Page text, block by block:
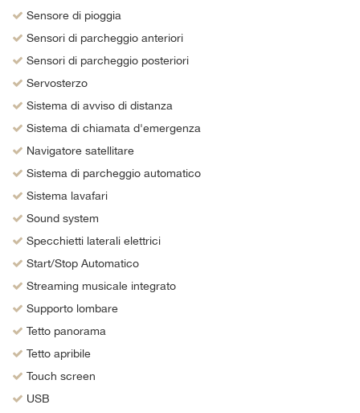
Sensore di pioggia
Sensori di parcheggio anteriori
Sensori di parcheggio posteriori
Servosterzo
Sistema di avviso di distanza
Sistema di chiamata d'emergenza
Navigatore satellitare
Sistema di parcheggio automatico
Sistema lavafari
Sound system
Specchietti laterali elettrici
Start/Stop Automatico
Streaming musicale integrato
Supporto lombare
Tetto panorama
Tetto apribile
Touch screen
USB